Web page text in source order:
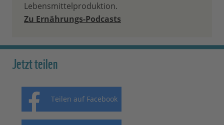
Lebensmittelproduktion.
Zu Ernährungs-Podcasts
Jetzt teilen
Teilen auf Facebook